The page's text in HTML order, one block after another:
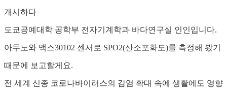
개시하다
도쿄공예대학 공학부 전자기계학과 바다연구실 인인입니다.
아두노와 맥스30102 센서로 SPO2(산소포화도)를 측정해 봤기
때문에 보고할게요.
전 세계 신종 코로나바이러스의 감염 확대 속에 생활에도 영향